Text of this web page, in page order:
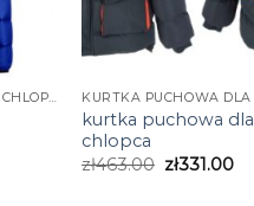
KURTKA PUCHOWA DLA CHLOPCA
kurtka puchowa dla
chlopca
zł463.00 zł331.00